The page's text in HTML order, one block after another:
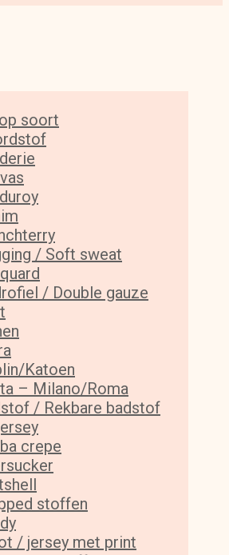
soort
/ Soft sweat
/ Double gauze
Katoen
– Milano/Roma
/ Rekbare badstof
crepe
stoffen
/ jersey met print